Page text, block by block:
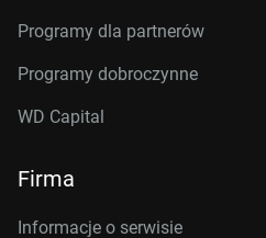
Programy dla partnerów
Programy dobroczynne
WD Capital
Firma
Informacje o serwisie